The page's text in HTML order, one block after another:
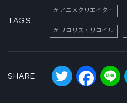
TAGS
アニメクリエイター
リコリス・リコイル
SHARE
Twitter